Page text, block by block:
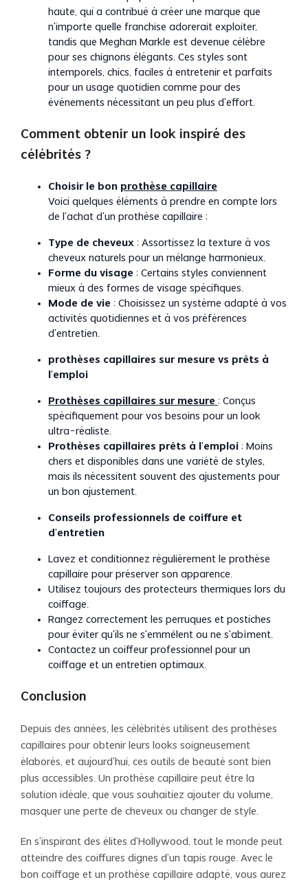
haute, qui a contribué à créer une marque que
n’importe quelle franchise adorerait exploiter,
tandis que Meghan Markle est devenue célèbre
pour ses chignons élégants. Ces styles sont
intemporels, chics, faciles à entretenir et parfaits
pour un usage quotidien comme pour des
événements nécessitant un peu plus d’effort.
Comment obtenir un look inspiré des
célébrités ?
Choisir le bon prothèse capillaire
Voici quelques éléments à prendre en compte lors
de l’achat d’un prothèse capillaire :
Type de cheveux : Assortissez la texture à vos
cheveux naturels pour un mélange harmonieux.
Forme du visage : Certains styles conviennent
mieux à des formes de visage spécifiques.
Mode de vie : Choisissez un système adapté à vos
activités quotidiennes et à vos préférences
d’entretien.
prothèses capillaires sur mesure vs prêts à
l’emploi
Prothèses capillaires sur mesure : Conçus
spécifiquement pour vos besoins pour un look
ultra-réaliste.
Prothèses capillaires prêts à l’emploi : Moins
chers et disponibles dans une variété de styles,
mais ils nécessitent souvent des ajustements pour
un bon ajustement.
Conseils professionnels de coiffure et
d’entretien
Lavez et conditionnez régulièrement le prothèse
capillaire pour préserver son apparence.
Utilisez toujours des protecteurs thermiques lors du
coiffage.
Rangez correctement les perruques et postiches
pour éviter qu’ils ne s’emmêlent ou ne s’abîment.
Contactez un coiffeur professionnel pour un
coiffage et un entretien optimaux.
Conclusion
Depuis des années, les célébrités utilisent des prothèses
capillaires pour obtenir leurs looks soigneusement
élaborés, et aujourd’hui, ces outils de beauté sont bien
plus accessibles. Un prothèse capillaire peut être la
solution idéale, que vous souhaitiez ajouter du volume,
masquer une perte de cheveux ou changer de style.
En s’inspirant des élites d’Hollywood, tout le monde peut
atteindre des coiffures dignes d’un tapis rouge. Avec le
bon coiffage et un prothèse capillaire adapté, vous aurez